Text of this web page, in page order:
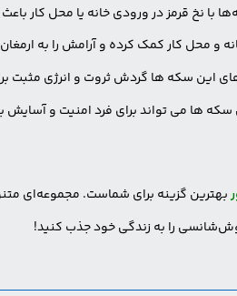
با نخ قرمز در ورودی خانه یا محل کار
و محل کار کمک کرده و آرامش را به
سکه ها گردش ثروت و انرژی مثبت
ها می تواند برای فرد امنیت و آسایش
بهترین گزینه برای شماست. مجموعه‌ای
را به زندگی خود جذب کنید!